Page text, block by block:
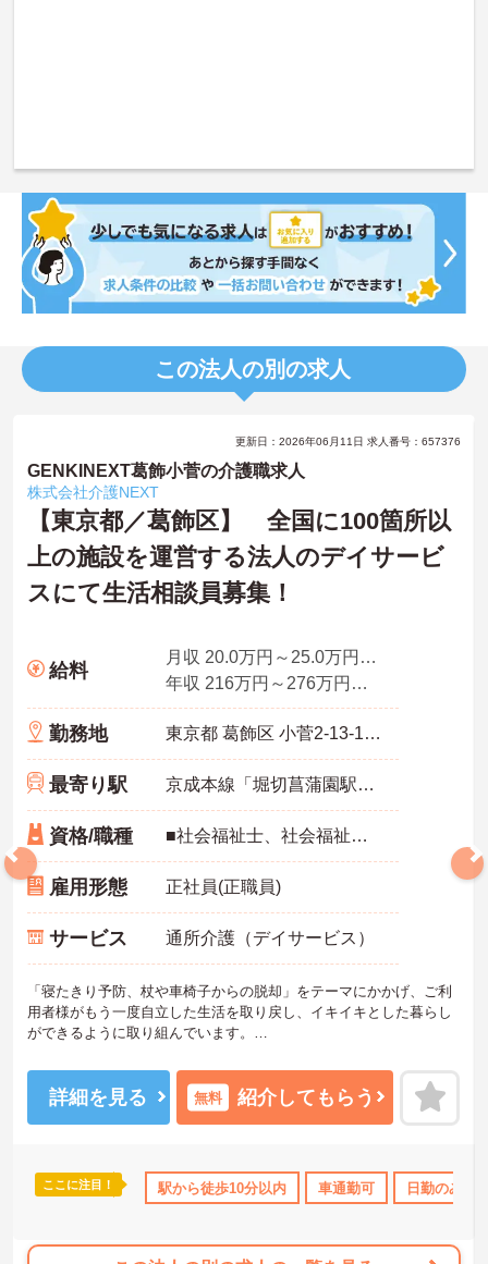
この法人の別の求人
日勤のみ ブランクOK 資格取得サポート 研修制度あり
更新日：2026年06月11日 求人番号：657376
GENKINEXT葛飾小菅の介護職求人
株式会社介護NEXT
【東京都／葛飾区】 全国に100箇所以
上の施設を運営する法人のデイサービ
スにて生活相談員募集！
給料
月収 20.0万円～25.0万円程度（諸手当込み）※経験者モデル
年収 216万円～276万円程度（諸手当別途支給）
勤務地 東京都 葛飾区 小菅2-13-14ドーミー綾瀬Ⅱ1F
最寄り駅 京成本線「堀切菖蒲園駅」徒歩10分
資格/職種 ■社会福祉士、社会福祉主事、精神保健福祉士・介護福祉士・介護支援専門員 ※地域によって条件が異なります。 ■普通自動車免許（AT限定可） ※未経験可、ブランク可
雇用形態 正社員(正職員)
サービス 通所介護（デイサービス）
「寝たきり予防、杖や車椅子からの脱却」をテーマにかかげ、ご利
用者様がもう一度自立した生活を取り戻し、イキイキとした暮らし
ができるように取り組んでいます。
定感のある母体です。事業拡大傾向にあるため、頑張り次第ではキ
ャリアアップも見込めるます。複数の店舗を経営しているノウハウ
を生かした研修制度も自身の成長に繋がります。自立支援に向けて
詳細を見る 無料 紹介してもらう
ここに注目！ 駅から徒歩10分以内 車通勤可 日勤のみ